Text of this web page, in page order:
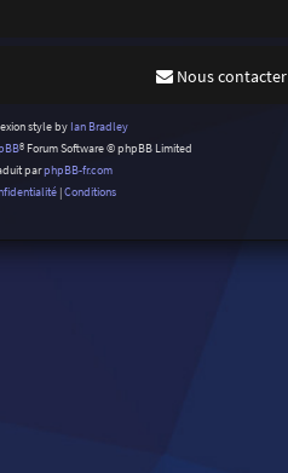
Nous contacter
style by Ian Bradley
® Forum Software © phpBB Limited
parphpBB-fr.com
|Conditions